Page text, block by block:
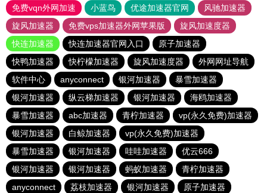
免费vqn外网加速
小蓝鸟 优途加速器官网
风驰加速器
旋风加速器
免费vps加速器外网苹果版
旋风加速度器
快连加速器
快连加速器官网入口
原子加速器
快鸭加速器
快柠檬加速器 旋风加速度器
外网网址导航
软件中心
anyconnect 银河加速器
暴雪加速器
银河加速器
纵云梯加速器 银河加速器
海鸥加速器
暴雪加速器
abc加速器 青柠加速器
vp(永久免费)加速器
银河加速器
白鲸加速器
vp(永久免费)加速器
暴雪加速器
银河加速器 哇哇加速器
优云666
银河加速器
银河加速器 蚂蚁加速器
青柠加速器
anyconnect
荔枝加速器 银河加速器 原子加速器